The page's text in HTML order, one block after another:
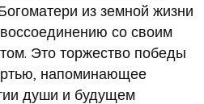
из земной жизни
со своим
Это торжество победы
напоминающее
души и будущем